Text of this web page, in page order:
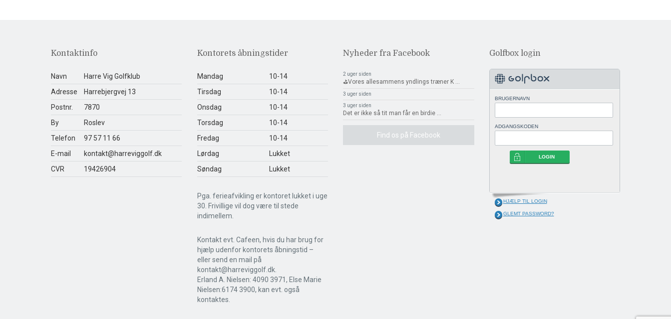
Kontaktinfo
Navn
Harre Vig Golfklub
Adresse
Harrebjergvej 13
Postnr.
7870
By
Roslev
Telefon
97 57 11 66
E-mail
kontakt@harreviggolf.dk
CVR
19426904
Kontorets åbningstider
Mandag
10-14
Tirsdag
10-14
Onsdag
10-14
Torsdag
10-14
Fredag
10-14
Lørdag
Lukket
Søndag
Lukket
Pga. ferieafvikling er kontoret lukket i uge
30. Frivillige vil dog være til stede
indimellem.
Kontakt evt. Cafeen, hvis du har brug for
hjælp udenfor kontorets åbningstid –
eller send en mail på
kontakt@harreviggolf.dk.
Erland A. Nielsen: 4090 3971, Else Marie
Nielsen:6174 3900, kan evt. også
kontaktes.
Nyheder fra Facebook
2 uger siden
⛳️Vores allesammens yndlings træner K ...
3 uger siden
3 uger siden
Det er ikke så tit man får en birdie ...
Find os på Facebook
Golfbox login
BRUGERNAVN
ADGANGSKODEN
LOGIN
HJÆLP TIL LOGIN
GLEMT PASSWORD?